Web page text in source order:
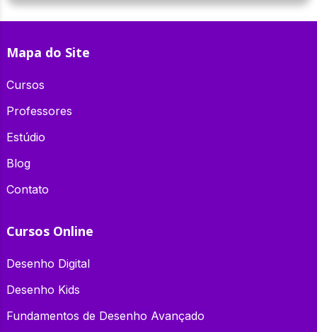
Mapa do Site
Cursos
Professores
Estúdio
Blog
Contato
Cursos Online
Desenho Digital
Desenho Kids
Fundamentos de Desenho Avançado